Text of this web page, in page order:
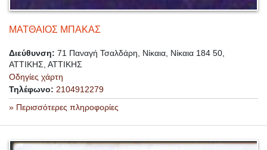
ΜΑΤΘΑΙΟΣ ΜΠΑΚΑΣ
Διεύθυνση: 71 Παναγή Τσαλδάρη, Νίκαια, Νίκαια 184 50,
ΑΤΤΙΚΗΣ, ΑΤΤΙΚΗΣ
Οδηγίες χάρτη
Τηλέφωνο: 2104912279
» Περισσότερες πληροφορίες